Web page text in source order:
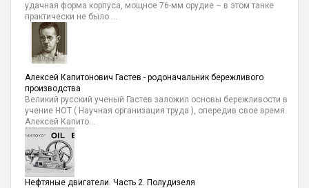
удачная форма корпуса, мощное 76-мм орудие – в этом танке
практически не было ...
Алексей Капитонович Гастев - родоначальник бережливого
производства
Великий русский ученый Гастев заложил основы бережливости в
учение НОТ ( Научная организация труда ), опередив свое время.
Алексей Капито...
Нефтяные двигатели. Часть 2. Полудизеля